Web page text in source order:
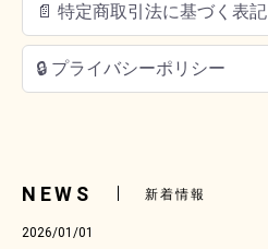
📄 特定商取引法に基づく表記
🔒 プライバシーポリシー
NEWS 新着情報
2026/01/01